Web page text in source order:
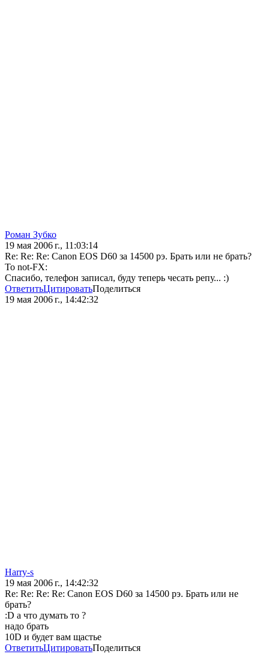
Роман Зубко
19 мая 2006 г., 11:03:14
Re: Re: Re: Canon EOS D60 за 14500 рэ. Брать или не брать?
To not-FX:
Спасибо, телефон записал, буду теперь чесать репу... :)
ОтветитьЦитироватьПоделиться
19 мая 2006 г., 14:42:32
Harry-s
19 мая 2006 г., 14:42:32
Re: Re: Re: Re: Canon EOS D60 за 14500 рэ. Брать или не
брать?
:D а что думать то ?
надо брать
10D и будет вам щастье
ОтветитьЦитироватьПоделиться